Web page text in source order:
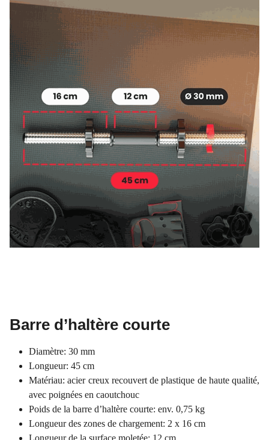
Barre d’haltère courte
Diamètre: 30 mm
Longueur: 45 cm
Matériau: acier creux recouvert de plastique de haute qualité,
avec poignées en caoutchouc
Poids de la barre d’haltère courte: env. 0,75 kg
Longueur des zones de chargement: 2 x 16 cm